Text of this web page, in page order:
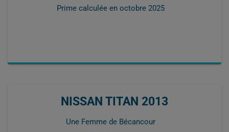
Prime calculée en octobre 2025
NISSAN TITAN 2013
Une Femme de Bécancour